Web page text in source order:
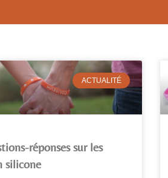
ACTUALITÉ
réponses sur les
silicone